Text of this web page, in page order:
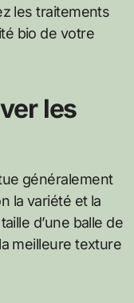
les traitements
bio de votre
les
généralement
la variété et la
d’une balle de
meilleure texture